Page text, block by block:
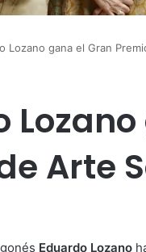
Lozano gana el Gran
Arte
Eduardo Lozano